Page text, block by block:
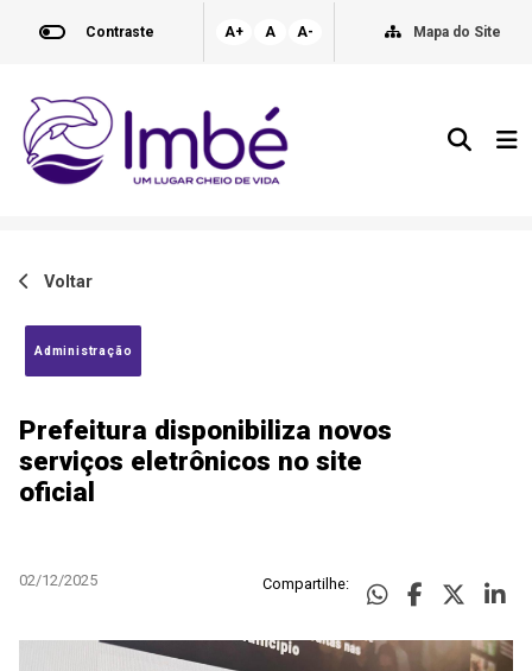
Contraste A+ A A- Mapa do Site
Voltar
Administração
Prefeitura disponibiliza novos
serviços eletrônicos no site
oficial
02/12/2025 Compartilhe: